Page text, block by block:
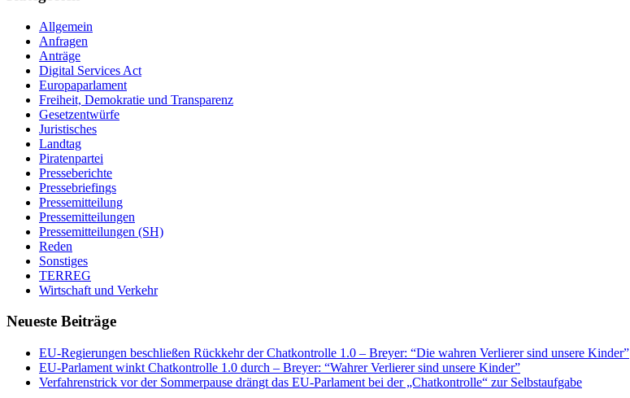
Allgemein
Anfragen
Anträge
Digital Services Act
Europaparlament
Freiheit, Demokratie und Transparenz
Gesetzentwürfe
Juristisches
Landtag
Piratenpartei
Presseberichte
Pressebriefings
Pressemitteilung
Pressemitteilungen
Pressemitteilungen (SH)
Reden
Sonstiges
TERREG
Wirtschaft und Verkehr
Neueste Beiträge
EU-Regierungen beschließen Rückkehr der Chatkontrolle 1.0 – Breyer: “Die wahren Verlierer sind unsere Kinder”
EU-Parlament winkt Chatkontrolle 1.0 durch – Breyer: “Wahrer Verlierer sind unsere Kinder”
Verfahrenstrick vor der Sommerpause drängt das EU-Parlament bei der „Chatkontrolle“ zur Selbstaufgabe